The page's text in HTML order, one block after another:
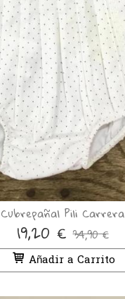
Cubrepañal Pili Carrera
19,20 €34,90 €
Añadir a Carrito